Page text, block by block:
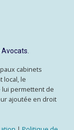
cabinets
local, le
permettent de
ajoutée en droit